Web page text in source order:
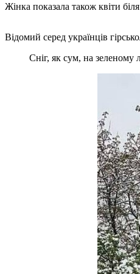
Жінка показала також квіти
Відомий серед українців
Сніг, як сум, на зеленому